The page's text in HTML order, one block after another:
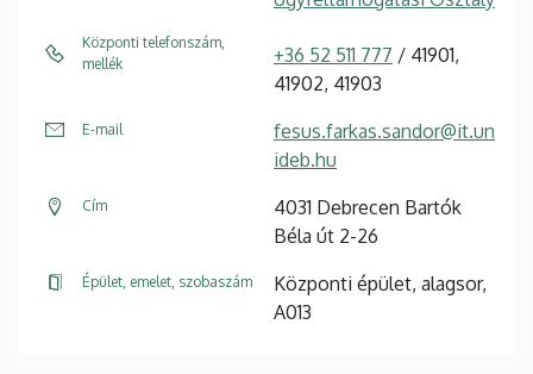
Központi telefonszám,
mellék
+36 52 511 777 / 41901,
41902, 41903
E-mail
fesus.farkas.sandor@it.un
ideb.hu
Cím
4031 Debrecen Bartók
Béla út 2-26
Épület, emelet, szobaszám
Központi épület, alagsor,
A013